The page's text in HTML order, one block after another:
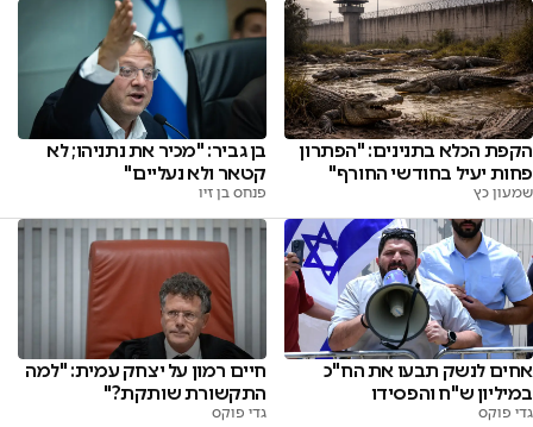
הקפת הכלא בתנינים: "הפתרון
פחות יעיל בחודשי החורף"
שמעון כץ
בן גביר: "מכיר את נתניהו; לא
קטאר ולא נעליים"
פנחס בן זיו
אחים לנשק תבעו את הח"כ
במיליון ש"ח והפסידו
גדי פוקס
חיים רמון על יצחק עמית: "למה
התקשורת שותקת?"
גדי פוקס